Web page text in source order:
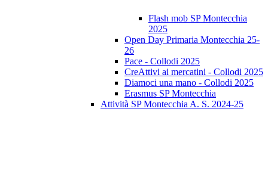
Flash mob SP Montecchia
2025
Open Day Primaria Montecchia 25-
26
Pace - Collodi 2025
CreAttivi ai mercatini - Collodi 2025
Diamoci una mano - Collodi 2025
Erasmus SP Montecchia
Attività SP Montecchia A. S. 2024-25